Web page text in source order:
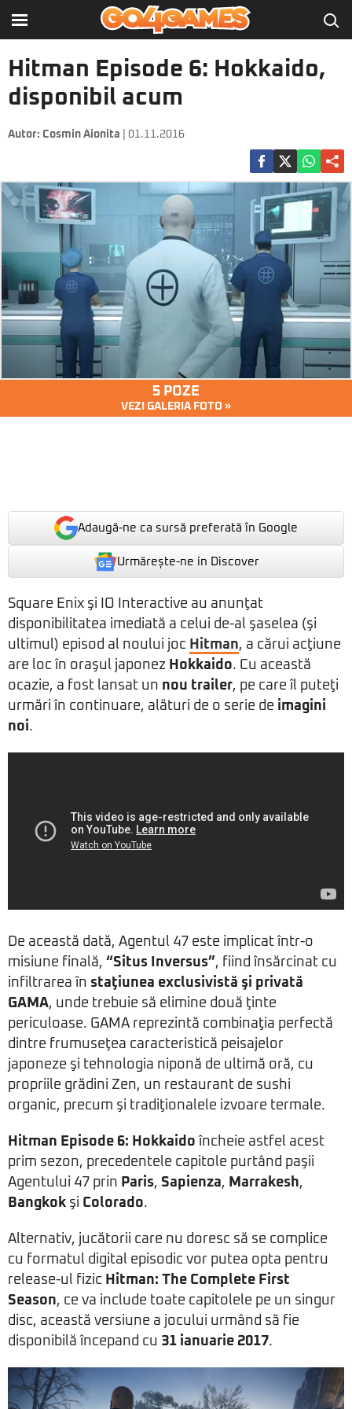
Hitman Episode 6: Hokkaido,
disponibil acum
Autor: Cosmin Aionita | 01.11.2016
5 POZE
VEZI GALERIA FOTO »
Adaugă-ne ca sursă preferată în Google
Urmărește-ne in Discover
Square Enix şi IO Interactive au anunţat
disponibilitatea imediată a celui de-al şaselea (şi
ultimul) episod al noului joc Hitman, a cărui acţiune
are loc în oraşul japonez Hokkaido. Cu această
ocazie, a fost lansat un nou trailer, pe care îl puteţi
urmări în continuare, alături de o serie de imagini
noi.
De această dată, Agentul 47 este implicat într-o
misiune finală, “Situs Inversus”, fiind însărcinat cu
infiltrarea în staţiunea exclusivistă şi privată
GAMA, unde trebuie să elimine două ţinte
periculoase. GAMA reprezintă combinaţia perfectă
dintre frumuseţea caracteristică peisajelor
japoneze şi tehnologia niponă de ultimă oră, cu
propriile grădini Zen, un restaurant de sushi
organic, precum şi tradiţionalele izvoare termale.
Hitman Episode 6: Hokkaido încheie astfel acest
prim sezon, precedentele capitole purtând paşii
Agentului 47 prin Paris, Sapienza, Marrakesh,
Bangkok şi Colorado.
Alternativ, jucătorii care nu doresc să se complice
cu formatul digital episodic vor putea opta pentru
release-ul fizic Hitman: The Complete First
Season, ce va include toate capitolele pe un singur
disc, această versiune a jocului urmând să fie
disponibilă începand cu 31 ianuarie 2017.